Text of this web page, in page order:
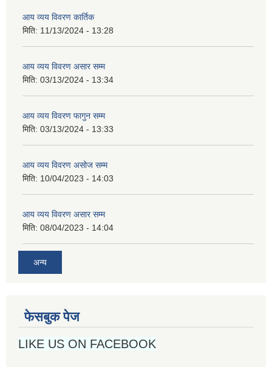
आय व्यय विवरण कार्तिक
मिति: 11/13/2024 - 13:28
आय व्यय विवरण असार सम्म
मिति: 03/13/2024 - 13:34
आय व्यय विवरण फागुन सम्म
मिति: 03/13/2024 - 13:33
आय व्यय विवरण असोज सम्म
मिति: 10/04/2023 - 14:03
आय व्यय विवरण असार सम्म
मिति: 08/04/2023 - 14:04
अन्य
फेसबुक पेज
LIKE US ON FACEBOOK